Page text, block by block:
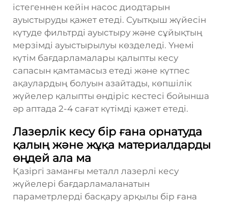
істегеннен кейін насос диодтарын
ауыстыруды қажет етеді. Суытқыш жүйесін
күтуде фильтрді ауыстыру және сұйықтың
мерзімді ауыстырылуы көзделеді. Үнемі
күтім бағдарламалары қалыпты кесу
сапасын қамтамасыз етеді және күтпес
ақаулардың болуын азайтады, көпшілік
жүйелер қалыпты өндіріс кестесі бойынша
әр аптада 2-4 сағат күтімді қажет етеді.
Лазерлік кесу бір ғана орнатуда
қалың және жұқа материалдарды
өңдей ала ма
Қазіргі заманғы металл лазерлі кесу
жүйелері бағдарламаланатын
параметрлерді басқару арқылы бір ғана